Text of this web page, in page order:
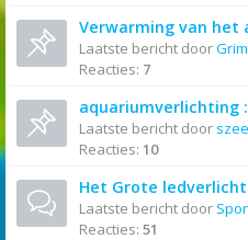
Verwarming van het
Laatste bericht door
Reacties: 7
aquariumverlichting
Laatste bericht door
Reacties: 10
Het Grote
Laatste bericht door
Reacties: 51